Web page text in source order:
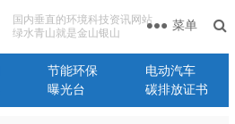
国内垂直的环境科技资讯网站
绿水青山就是金山银山
节能环保
电动汽车
曝光台 碳排放证书
菜单